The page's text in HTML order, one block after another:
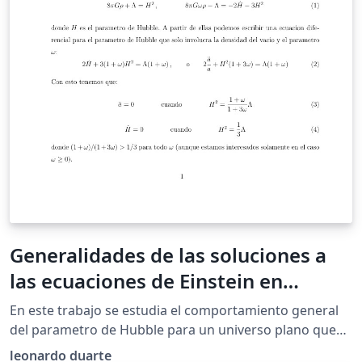
Generalidades de las soluciones a
las ecuaciones de Einstein en
presecia de una densidad del vacio
que decae monotonamente con el
En este trabajo se estudia el comportamiento general
del parametro de Hubble para un universo plano que
alberga un gas ideal con presion positiva o nula junto
leonardo duarte